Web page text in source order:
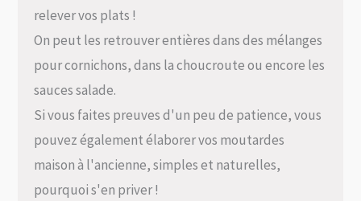
relever vos plats !
On peut les retrouver entières dans des mélanges
pour cornichons, dans la choucroute ou encore les
sauces salade.
Si vous faites preuves d'un peu de patience, vous
pouvez également élaborer vos moutardes
maison à l'ancienne, simples et naturelles,
pourquoi s'en priver !